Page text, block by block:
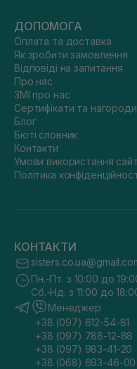
ДОПОМОГА
Оплата та доставка
Як зробити замовлення
Відповіді на запитання
Про нас
ЗМІ про нас
Сертифікати та нагороди
Блог
Бюті словник
Контакти
Умови використання
Політика
КОНТАКТИ
Пн.-Пт. з 10:00 до
Сб.-Нд. з 11:00 до
Менеджер
+38 (097) 612-54-81
+38 (097) 788-12-88
+38 (097) 983-41-20
+38 (068) 693-46-00